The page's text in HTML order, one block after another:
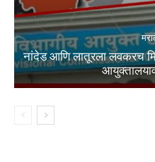
नांदेड आणि लातूरला लवकरच